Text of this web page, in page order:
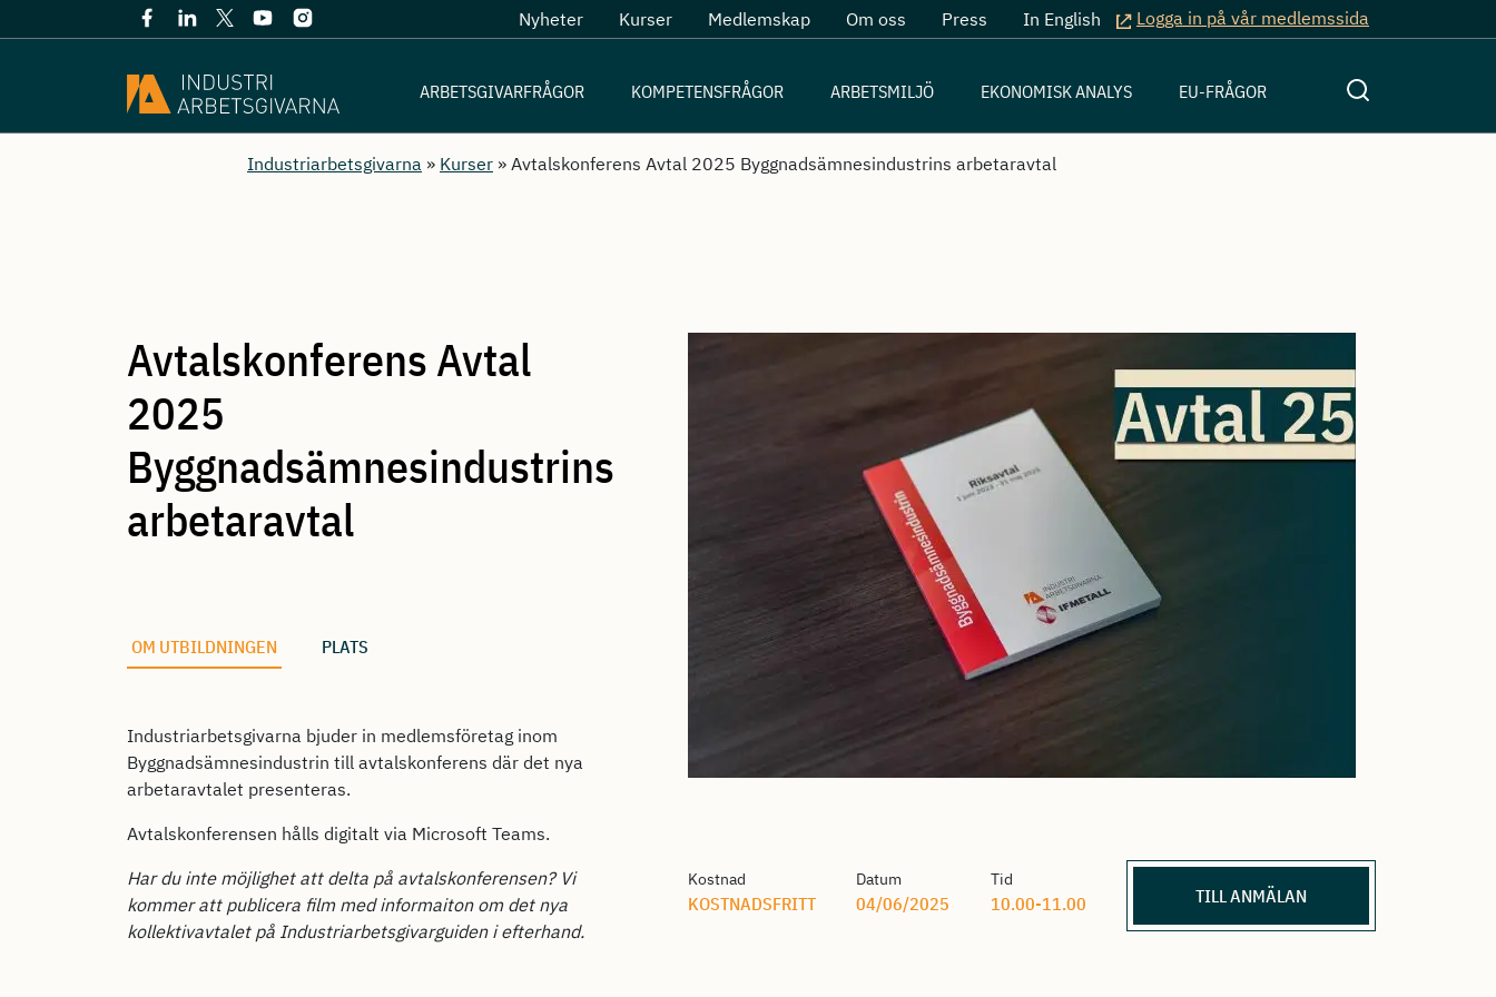
Nyheter Kurser Medlemskap Om oss Press In English Logga in på vår medlemssida
ARBETSGIVARFRÅGOR KOMPETENSFRÅGOR ARBETSMILJÖ EKONOMISK ANALYS EU-FRÅGOR
Industriarbetsgivarna » Kurser » Avtalskonferens Avtal 2025 Byggnadsämnesindustrins arbetaravtal
Avtalskonferens Avtal
2025
Byggnadsämnesindustrins
arbetaravtal
OM UTBILDNINGEN PLATS
Industriarbetsgivarna bjuder in medlemsföretag inom
Byggnadsämnesindustrin till avtalskonferens där det nya
arbetaravtalet presenteras.
Avtalskonferensen hålls digitalt via Microsoft Teams.
Har du inte möjlighet att delta på avtalskonferensen? Vi
kommer att publicera film med informaiton om det nya
kollektivavtalet på Industriarbetsgivarguiden i efterhand.
Kostnad
KOSTNADSFRITT
Datum
04/06/2025
Tid
10.00-11.00 TILL ANMÄLAN